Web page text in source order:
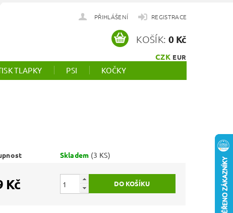
PŘIHLÁŠENÍ REGISTRACE
CZK EUR
KOŠÍK: 0 Kč
TLAPKY PSI KOČKY
Skladem (3 KS)
Kč